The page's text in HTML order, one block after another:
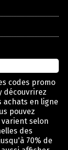
codes promo
découvrirez
en ligne
pouvez
selon
des
70% de